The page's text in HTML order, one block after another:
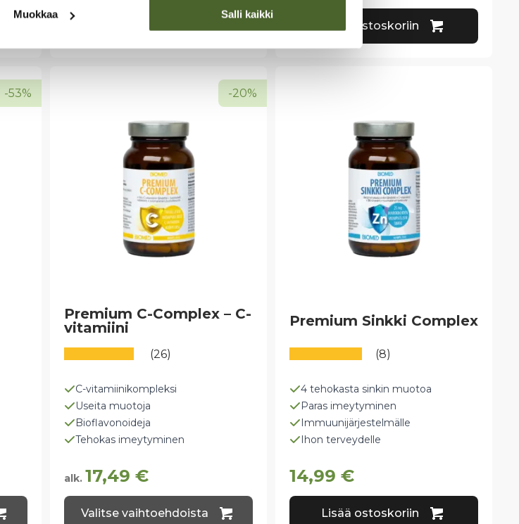
Muokkaa Salli kaikki
Lisää ostoskoriin
-53% -20%
C-vitamiinikompleksi
Useita muotoja
Bioflavonoideja
Tehokas imeytyminen
alk. 17,49 €
Premium C-Complex – C-
vitamiini
(26)
Valitse vaihtoehdoista
Tällä
tuotteella
4 tehokasta sinkin muotoa
Paras imeytyminen
Immuunijärjestelmälle
Ihon terveydelle
14,99 €
Premium Sinkki Complex
(8)
Lisää ostoskoriin